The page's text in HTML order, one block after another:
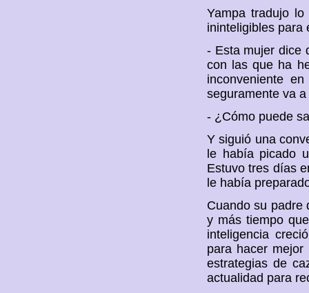
Yampa tradujo
ininteligibles para
- Esta mujer dice
con las que ha
inconveniente
seguramente va
- ¿Cómo puede
Y siguió una
le había picado
Estuvo tres días
le había
Cuando su padre
y más tiempo
inteligencia
para hacer
estrategias de
actualidad para